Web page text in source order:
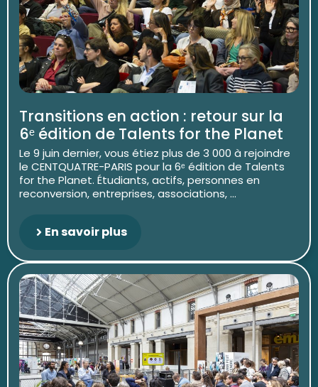
Transitions en action : retour sur la
6ᵉ édition de Talents for the Planet
Le 9 juin dernier, vous étiez plus de 3 000 à rejoindre
le CENTQUATRE-PARIS pour la 6ᵉ édition de Talents
for the Planet. Étudiants, actifs, personnes en
reconversion, entreprises, associations, ...
En savoir plus